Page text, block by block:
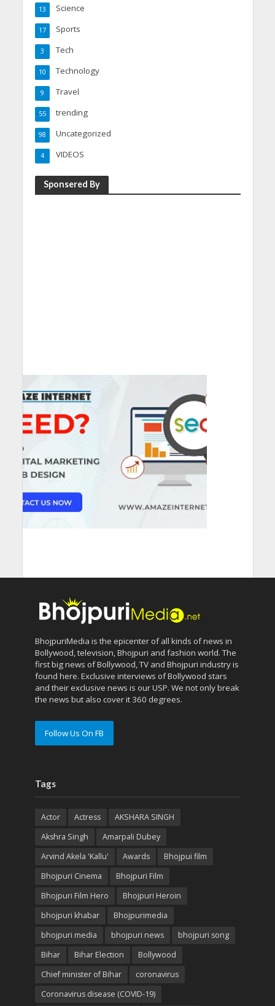
Science
13
Sports
17
Tech
3
Technology
10
Travel
9
trending
55
Uncategorized
98
VIDEOS
4
Sponsered By
BhojpuriMedia is the epicenter of all kinds of news in
Bollywood, television, Bhojpuri and fashion world. The
first big news of Bollywood, TV and Bhojpuri industry is
found here. Exclusive interviews of Bollywood stars
and their exclusive news is our USP. We not only break
the news but also cover it 360 degrees.
Follow Us On FB
Tags
Actor Actress
AKSHARA SINGH
Akshra Singh
Amarpali Dubey
Arvind Akela 'Kallu'
Awards
Bhojpui film
Bhojpuri Cinema
Bhojpuri Film
Bhojpuri Film Hero
Bhojpuri Heroin
bhojpuri khabar
Bhojpurimedia
bhojpuri media
bhojpuri news
bhojpuri song
Bihar
Bihar Election
Bollywood
Chief minister of Bihar
coronavirus
Coronavirus disease (COVID-19)